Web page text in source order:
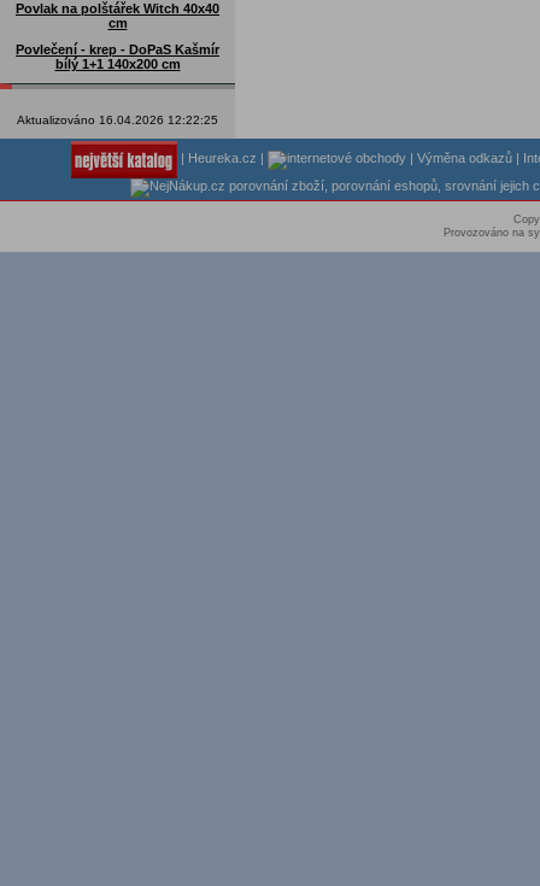
Povlak na polštářek Witch 40x40
cm
Povlečení - krep - DoPaS Kašmír
bílý 1+1 140x200 cm
Aktualizováno 16.04.2026 12:22:25
Heureka.cz Výměna odkazů
Provozováno na